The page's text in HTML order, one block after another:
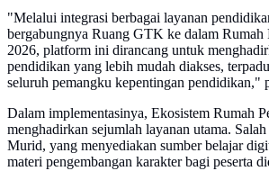
"Melalui integrasi berbagai layanan
bergabungnya Ruang GTK ke dalam Rumah
2026, platform ini dirancang untuk
pendidikan yang lebih mudah diakses,
seluruh pemangku kepentingan pendidikan,"
Dalam implementasinya, Ekosistem Rumah
menghadirkan sejumlah layanan utama.
Murid, yang menyediakan sumber belajar
materi pengembangan karakter bagi peserta